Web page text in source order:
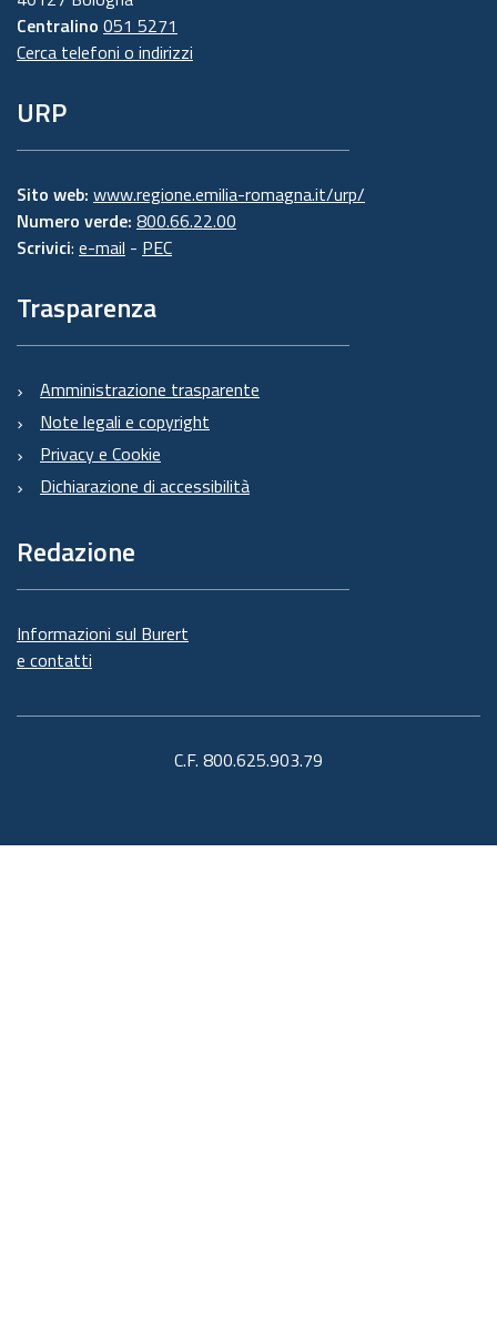
Centralino 051 5271
Cerca telefoni o indirizzi
URP
Sito web: www.regione.emilia-romagna.it/urp/
Numero verde: 800.66.22.00
Scrivici: e-mail - PEC
Trasparenza
Amministrazione trasparente
Note legali e copyright
Privacy e Cookie
Dichiarazione di accessibilità
Redazione
Informazioni sul Burert
e contatti
C.F. 800.625.903.79